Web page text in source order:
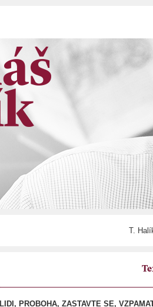
T.
LIDI, PROBOHA, ZASTAVTE SE,